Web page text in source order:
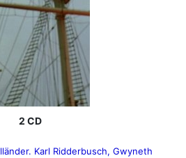
2 CD
Karl Ridderbusch, Gwyneth